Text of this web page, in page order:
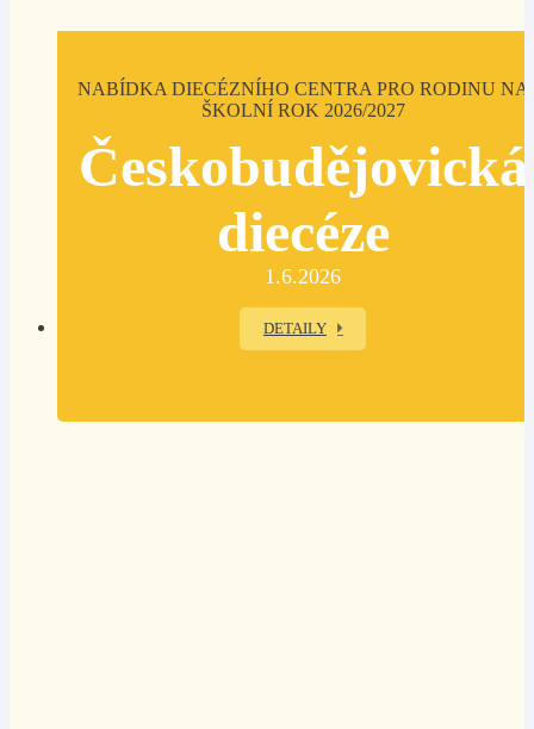
NABÍDKA DIECÉZNÍHO CENTRA PRO RODINU NA
ŠKOLNÍ ROK 2026/2027
Českobudějovická
diecéze
1.6.2026
DETAILY